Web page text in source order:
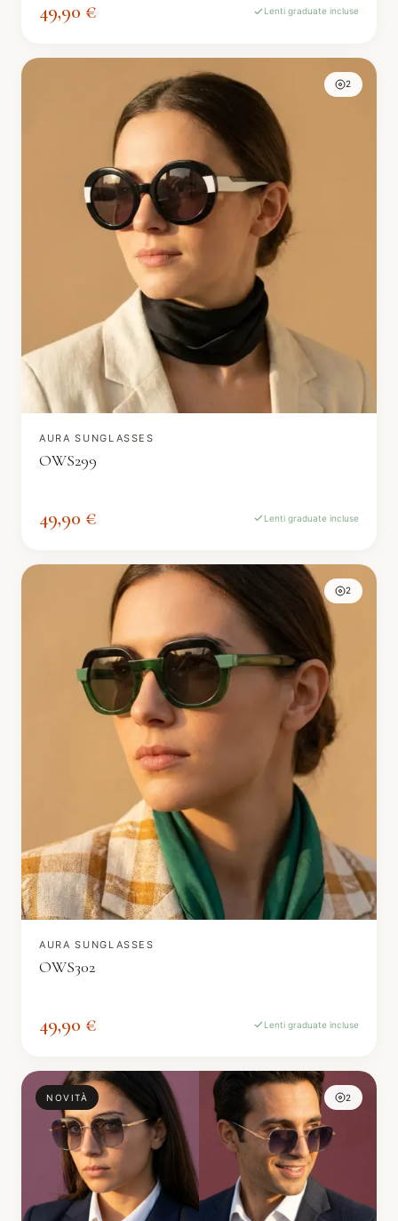
49,90 € Lenti graduate incluse
2
AURA SUNGLASSES
OWS299
49,90 € Lenti graduate incluse
2
AURA SUNGLASSES
OWS302
49,90 € Lenti graduate incluse
NOVITÀ 2